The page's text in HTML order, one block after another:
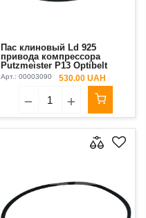
Пас клиновый Ld 925
привода компрессора
Putzmeister Р13 Optibelt
Арт.: 00003090 530.00 UAH